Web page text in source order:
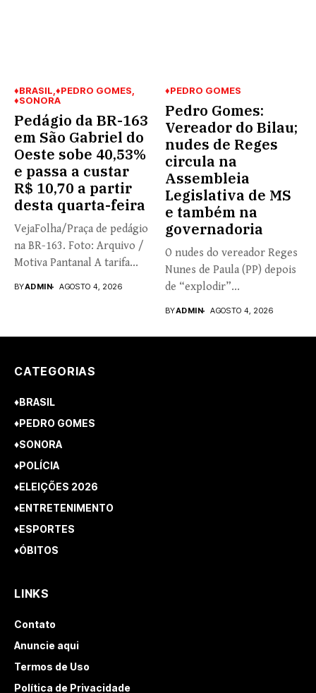
♦BRASIL ♦PEDRO GOMES
♦SONORA
Pedágio da BR-163
em São Gabriel do
Oeste sobe 40,53%
e passa a custar
R$ 10,70 a partir
desta quarta-feira
VejaFolha/Praça de pedágio
na BR-163. Foto: Arquivo /
Motiva Pantanal A tarifa...
BYADMIN AGOSTO 4, 2026
♦PEDRO GOMES
Pedro Gomes:
Vereador do Bilau;
nudes de Reges
circula na
Assembleia
Legislativa de MS
e também na
governadoria
O nudes do vereador Reges
Nunes de Paula (PP) depois
de “explodir”...
BYADMIN AGOSTO 4, 2026
CATEGORIAS
♦BRASIL
♦PEDRO GOMES
♦SONORA
♦POLÍCIA
♦ELEIÇÕES 2026
♦ENTRETENIMENTO
♦ESPORTES
♦ÓBITOS
LINKS
Contato
Anuncie aqui
Termos de Uso
Política de Privacidade